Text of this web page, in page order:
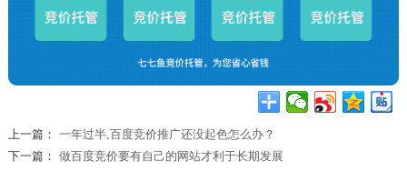
上一篇： 一年过半,百度竞价推广还没起色怎么办？
下一篇： 做百度竞价要有自己的网站才利于长期发展